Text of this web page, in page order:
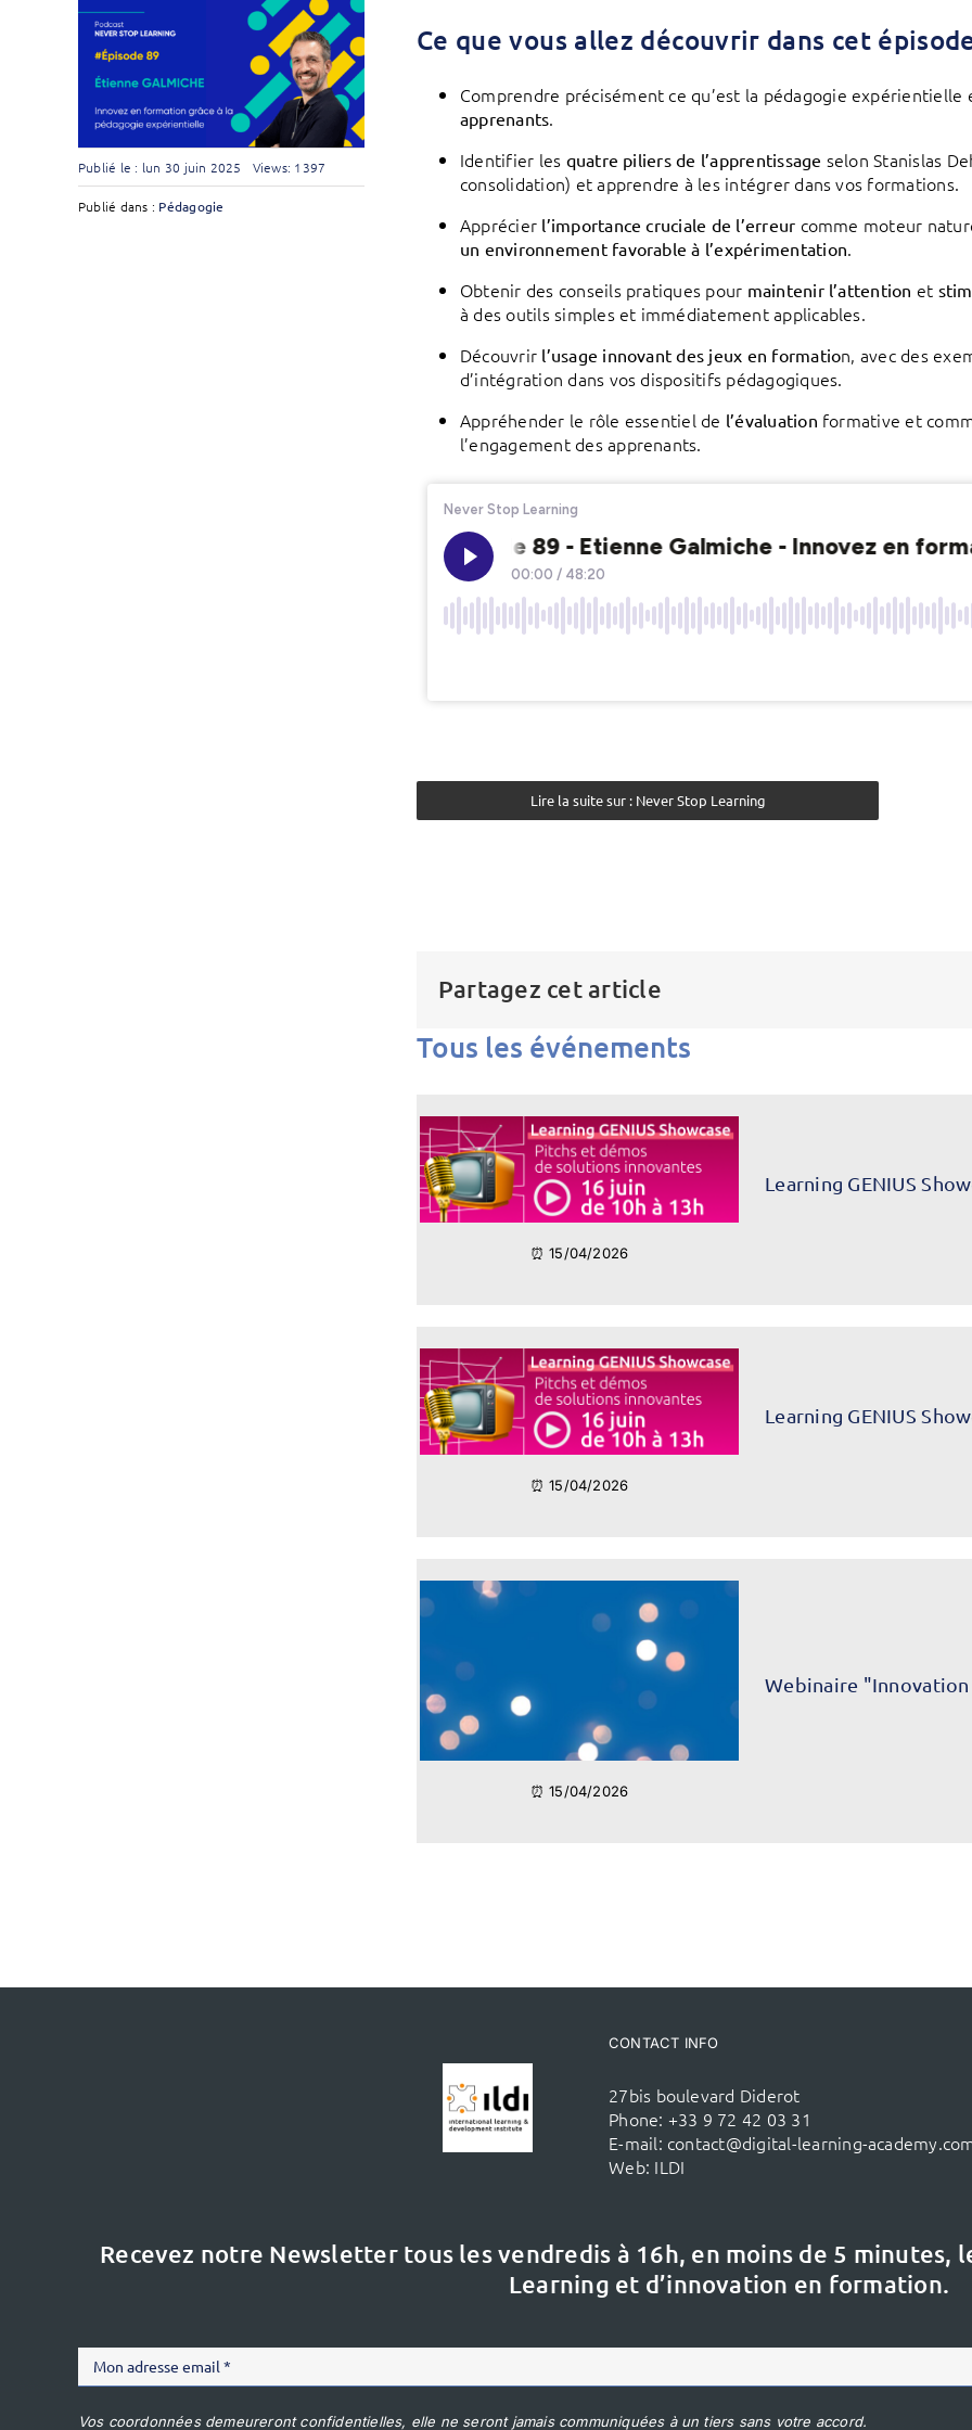
Publié le : lun 30 juin 2025 Views: 1397
Publié dans : Pédagogie
Ce que vous allez découvrir dans cet
Comprendre précisément ce qu’est la pédagogie
apprenants.
Identifier les quatre piliers de l’apprentissage selon Stanislas
consolidation) et apprendre à les intégrer dans vos formations.
Apprécier l’importance cruciale de l’erreur comme moteur
un environnement favorable à l’expérimentation.
Obtenir des conseils pratiques pour maintenir l’attention et
à des outils simples et immédiatement applicables.
Découvrir l’usage innovant des jeux en formation, avec des
d’intégration dans vos dispositifs pédagogiques.
Appréhender le rôle essentiel de l’évaluation formative et
l’engagement des apprenants.
Lire la suite sur : Never Stop Learning
Partagez cet article
Tous les événements
⏰ 15/04/2026
Learning GENIUS
⏰ 15/04/2026
Learning GENIUS
⏰ 15/04/2026
Webinaire
CONTACT INFO
27bis boulevard Diderot
Phone: +33 9 72 42 03 31
E-mail: contact@digital-learning-
Web: ILDI
Recevez notre Newsletter tous les vendredis à 16h, en moins de 5 minutes,
Learning et d’innovation en formation.
Vos coordonnées demeureront confidentielles, elle ne seront jamais communiquées à un tiers sans votre accord.